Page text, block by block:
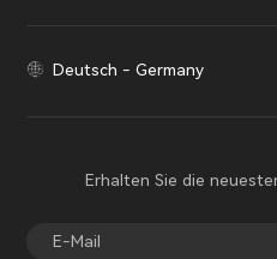
Deutsch - Germany
Erhalten Sie die